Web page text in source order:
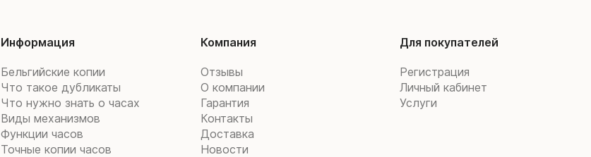
Информация
Бельгийские копии
Что такое дубликаты
Что нужно знать о часах
Виды механизмов
Функции часов
Точные копии часов
Компания
Отзывы
О компании
Гарантия
Контакты
Доставка
Новости
Для покупателей
Регистрация
Личный кабинет
Услуги